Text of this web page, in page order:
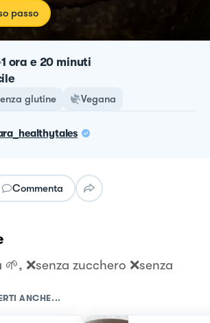
passo
1 ora e 20 minuti
glutine Vegana
Commenta
❌senza zucchero ❌senza
ANCHE...